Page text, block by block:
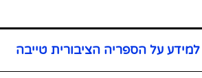
על הספריה הציבורית טייבה